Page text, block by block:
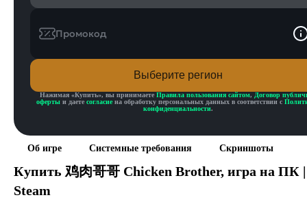
Об игре Системные требования Скриншоты
Купить 鸡肉哥哥 Chicken Brother, игра на ПК |
Steam
Промокод
Выберите регион
Нажимая «Купить», вы принимаете Правила пользования сайтом, Договор
оферты и даете согласие на обработку персональных данных в соответствии с
конфиденциальности.